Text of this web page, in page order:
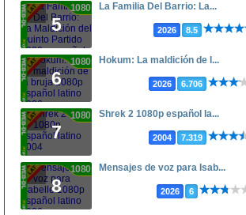
5
1080p La Familia Del Barrio: La...
2026 8.5
6
1080p Hokum: La maldición de l...
2026 6.706
7
1080p Shrek 2 1080p español la...
2004 7.319
8
1080p Mensajes de voz para Isab...
2026 6